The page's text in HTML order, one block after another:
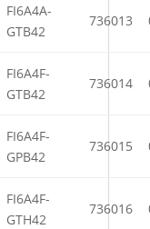
FI6A4A-
GTB42
736013
FI6A4F-
GTB42
736014
FI6A4F-
GPB42
736015
FI6A4F-
GTH42
736016